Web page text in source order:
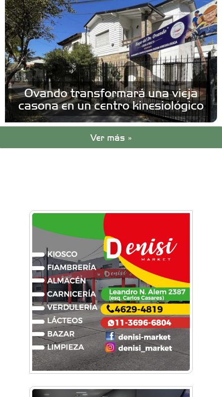
Ovando transformará una vieja
casona en un centro kinesiológico
Ver más »